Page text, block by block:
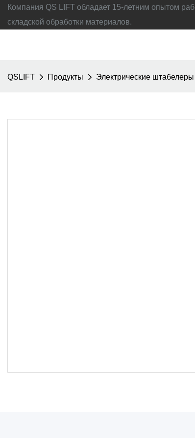
Компания QS LIFT обладает 15-летним опытом
складской обработки материалов.
QSLIFT Продукты Электрические штабелеры